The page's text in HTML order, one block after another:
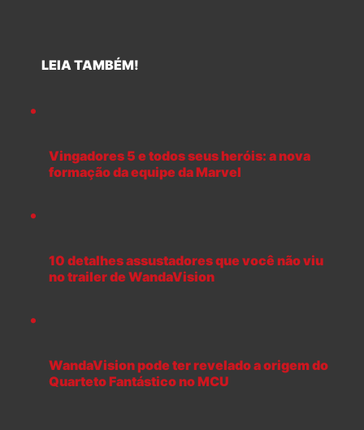
LEIA TAMBÉM!
Vingadores 5 e todos seus heróis: a nova
formação da equipe da Marvel
10 detalhes assustadores que você não viu
no trailer de WandaVision
WandaVision pode ter revelado a origem do
Quarteto Fantástico no MCU